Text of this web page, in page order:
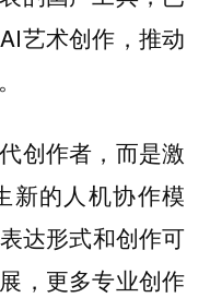
艺术创作，推动
创作者，而是激
新的人机协作模
达形式和创作可
，更多专业创作